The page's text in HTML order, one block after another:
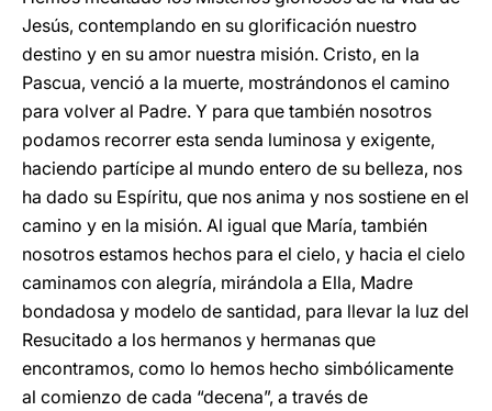
Jesús, contemplando en su glorificación nuestro
destino y en su amor nuestra misión. Cristo, en la
Pascua, venció a la muerte, mostrándonos el camino
para volver al Padre. Y para que también nosotros
podamos recorrer esta senda luminosa y exigente,
haciendo partícipe al mundo entero de su belleza, nos
ha dado su Espíritu, que nos anima y nos sostiene en el
camino y en la misión. Al igual que María, también
nosotros estamos hechos para el cielo, y hacia el cielo
caminamos con alegría, mirándola a Ella, Madre
bondadosa y modelo de santidad, para llevar la luz del
Resucitado a los hermanos y hermanas que
encontramos, como lo hemos hecho simbólicamente
al comienzo de cada “decena”, a través de